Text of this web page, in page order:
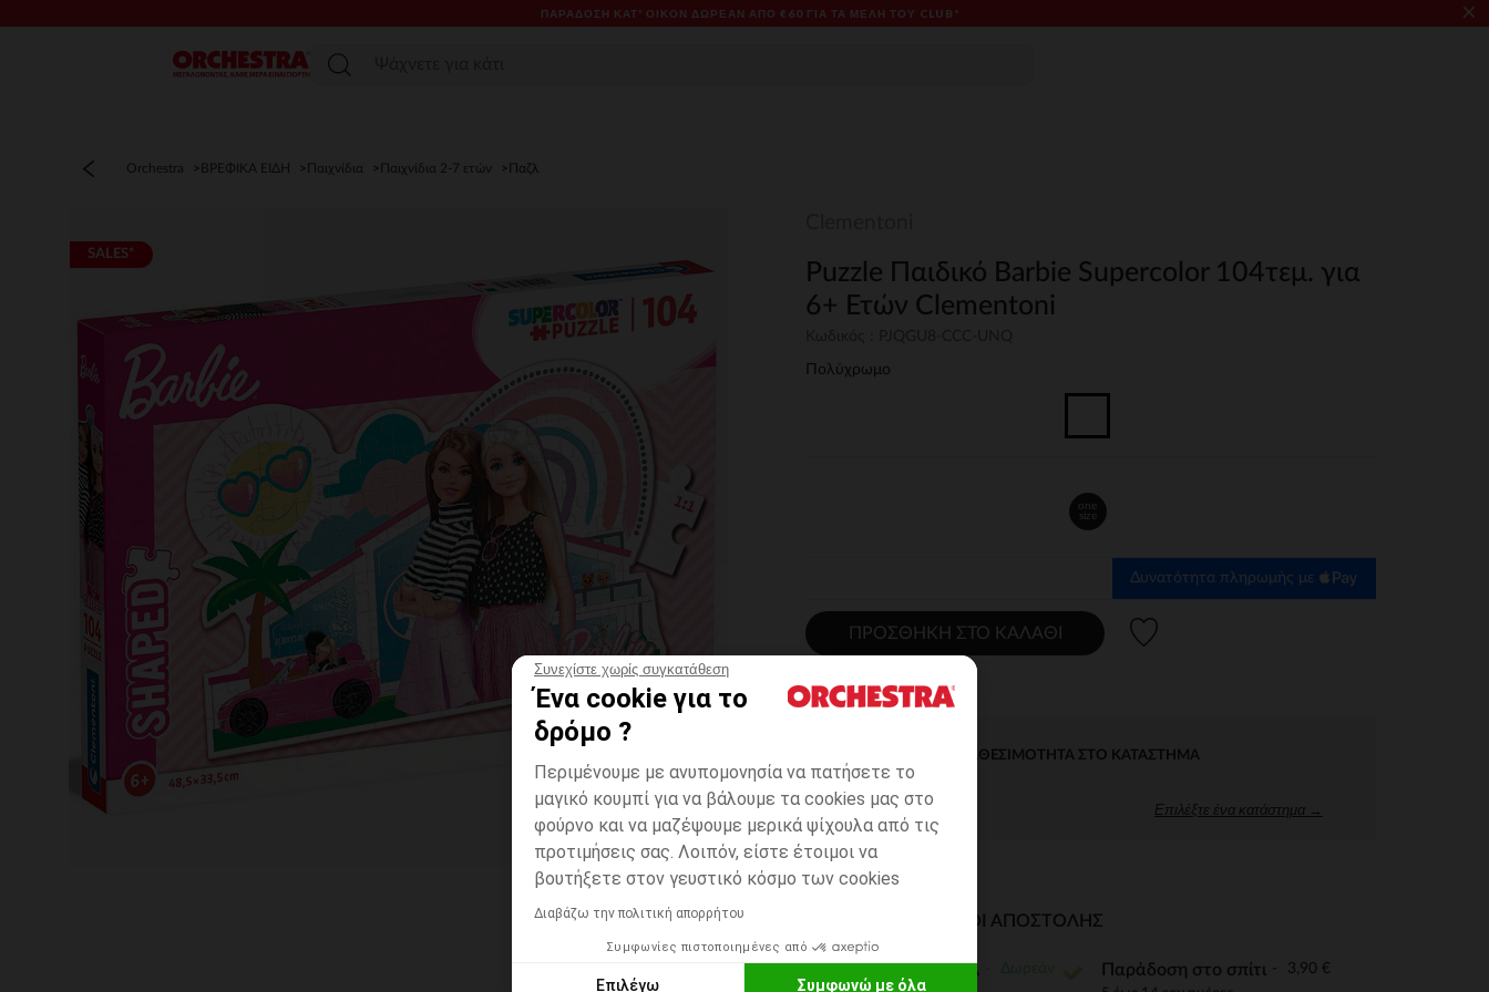
Συνεχίστε χωρίς συγκατάθεση
Ένα cookie για το
δρόμο ?
Περιμένουμε με ανυπομονησία να πατήσετε το
μαγικό κουμπί για να βάλουμε τα cookies μας στο
φούρνο και να μαζέψουμε μερικά ψίχουλα από τις
προτιμήσεις σας. Λοιπόν, είστε έτοιμοι να
βουτήξετε στον γευστικό κόσμο των cookies
Διαβάζω την πολιτική απορρήτου
Συμφωνίες πιστοποιημένες από
Επιλέγω Συμφωνώ με όλα
ΠΑΡΆΔΟΣΗ ΚΑΤ' ΟΊΚΟΝ ΔΩΡΕΑΝ ΑΠΌ €60 ΓΙΑ ΤΑ ΜΈΛΗ ΤΟΥ CLUB* ×
Μενού
Orchestra ΒΡΕΦΙΚΑ ΕΙΔΗ Παιχνίδια Παιχνίδια 2-7 ετών Παζλ
SALES*
Puzzle Παιδικό Barbie Supercolor 104τεμ. για
6+ Ετών Clementoni
Πολύχρωμο
one
size
Δυνατότητα πληρωμής με
ΠΡΟΣΘΉΚΗ ΣΤΟ ΚΑΛΆΘΙ
ΆΜΕΣΗ ΔΙΑΘΕΣΙΜΌΤΗΤΑ ΣΤΟ ΚΑΤΆΣΤΗΜΑ
Επιλέξτε ένα κατάστημα →
ΔΙΑΘΈΣΙΜΟΙ ΤΡΌΠΟΙ ΑΠΟΣΤΟΛΉΣ
ΣΕ ΚΑΤΑΣΤΗΜΑ Παράδοση στο σπίτι 3,90 €